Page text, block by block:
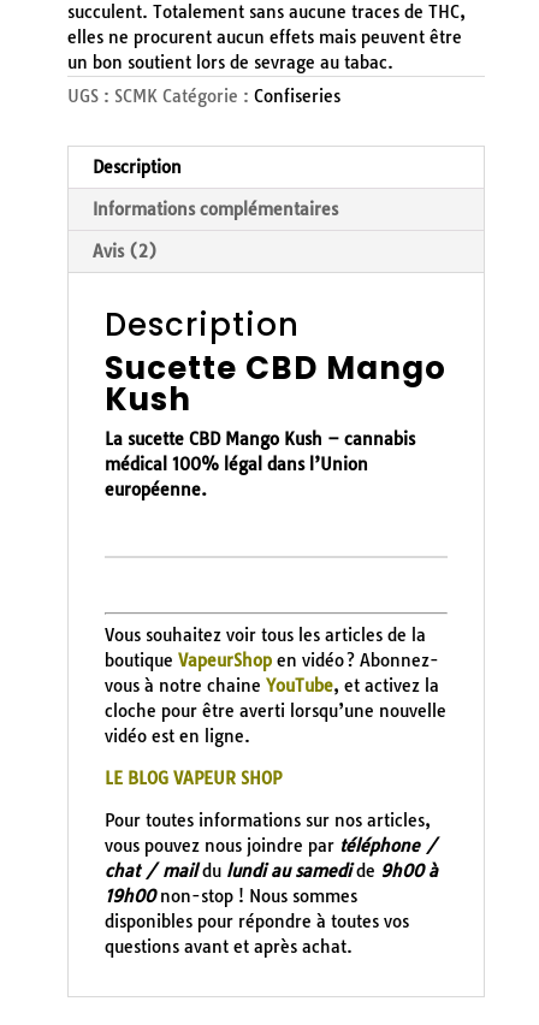
succulent. Totalement sans aucune traces de THC,
elles ne procurent aucun effets mais peuvent être
un bon soutient lors de sevrage au tabac.
UGS : SCMK Catégorie : Confiseries
Description
Informations complémentaires
Avis (2)
Description
Sucette CBD Mango
Kush
La sucette CBD Mango Kush – cannabis
médical 100% légal dans l’Union
européenne.
Vous souhaitez voir tous les articles de la
boutique VapeurShopen vidéo ? Abonnez-
vous à notre chaine YouTube, et activez la
cloche pour être averti lorsqu’une nouvelle
vidéo est en ligne.
LE BLOG VAPEUR SHOP
Pour toutes informations sur nos articles,
vous pouvez nous joindre par téléphone /
chat / maildu lundi au samedide 9h00 à
19h00non-stop ! Nous sommes
disponibles pour répondre à toutes vos
questions avant et après achat.